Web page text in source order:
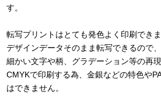
す。
転写プリントはとても発色よく印刷できま
デザインデータそのまま転写できるので、
細かい文字や柄、グラデーション等の再現
CMYKで印刷する為、金銀などの特色や
はできません。